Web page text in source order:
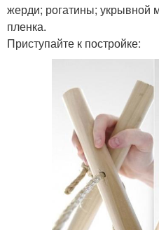
жерди; рогатины; укрывной
пленка.
Приступайте к постройке: